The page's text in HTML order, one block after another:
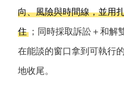
向、風險與時間線，並用
住 ；同時採取訴訟＋和解
在能談的窗口拿到可執行
地收尾。